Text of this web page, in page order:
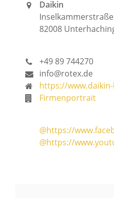
Daikin
82008
+49 89 744270
info@rotex.de
https://
Firmenportrait
@https://
@https://